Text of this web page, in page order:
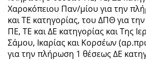
Χαροκόπειου Παν/μίου για την
και ΤΕ κατηγορίας, του ΔΠΘ για
ΠΕ, ΤΕ και ΔΕ κατηγορίας και Της
Σάμου, Ικαρίας και Κορσέων
για την πλήρωση 1 θέσεως ΔΕ